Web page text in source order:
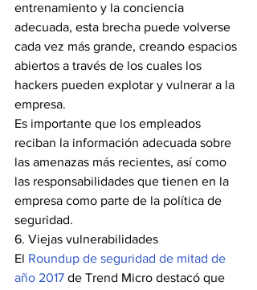
entrenamiento y la conciencia
adecuada, esta brecha puede volverse
cada vez más grande, creando espacios
abiertos a través de los cuales los
hackers pueden explotar y vulnerar a la
empresa.
Es importante que los empleados
reciban la información adecuada sobre
las amenazas más recientes, así como
las responsabilidades que tienen en la
empresa como parte de la política de
seguridad.
6. Viejas vulnerabilidades
El Roundup de seguridad de mitad de
año 2017 de Trend Micro destacó que